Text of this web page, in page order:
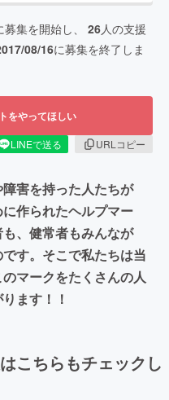
募集を開始し、 26人の支援
08/16に募集を終了しま
をやってほしい
LINEで送る
URLコピー
害を持った人たちが
に作られたヘルプマー
、健常者もみんなが
す。そこで私たちは当
マークをたくさんの人
ます！！
こちらもチェックし